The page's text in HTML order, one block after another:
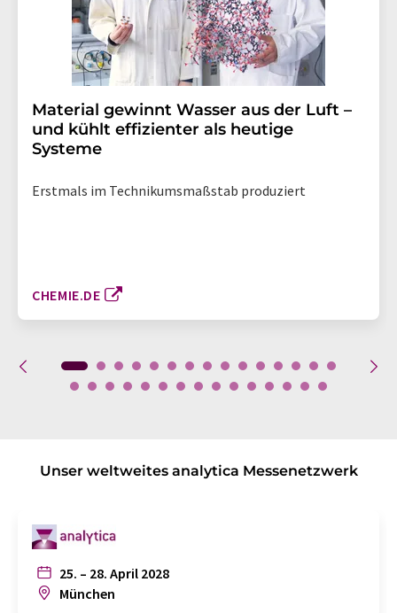
Material gewinnt Wasser aus der Luft –
und kühlt effizienter als heutige
Systeme
Erstmals im Technikumsmaßstab produziert
CHEMIE.DE
Unser weltweites analytica Messenetzwerk
25. – 28. April 2028
München